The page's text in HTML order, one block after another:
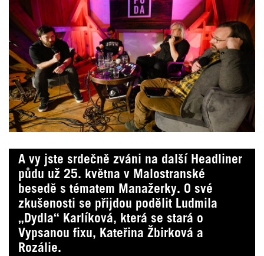
A vy jste srdečně zváni na další Headliner
půdu už 25. května v Malostranské
besedě s tématem Manažerky. O své
zkušenosti se přijdou podělit Ludmila
„Dydla“ Karlíková, která se stará o
Vypsanou fixu, Kateřina Žbirková a
Rozálie.